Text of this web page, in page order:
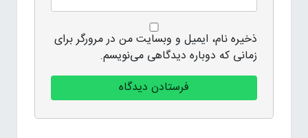
ذخیره نام، ایمیل و وبسایت من در مرورگر برای
زمانی که دوباره دیدگاهی می‌نویسم.